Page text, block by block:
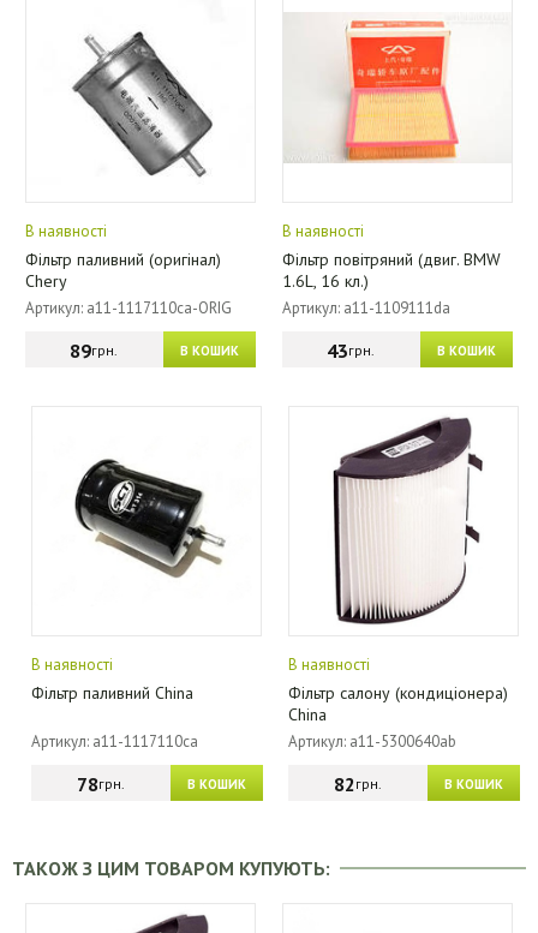
В наявності
Фільтр паливний (оригінал)
Chery
Артикул: a11-1117110ca-ORIG
В КОШИК
89грн.
В наявності
Фільтр повітряний (двиг. BMW
1.6L, 16 кл.)
Артикул: a11-1109111da
В КОШИК
43грн.
В наявності
Фільтр паливний China
Артикул: a11-1117110ca
В КОШИК
78грн.
В наявності
Фільтр салону (кондиціонера)
China
Артикул: a11-5300640ab
В КОШИК
82грн.
ТАКОЖ З ЦИМ ТОВАРОМ КУПУЮТЬ: